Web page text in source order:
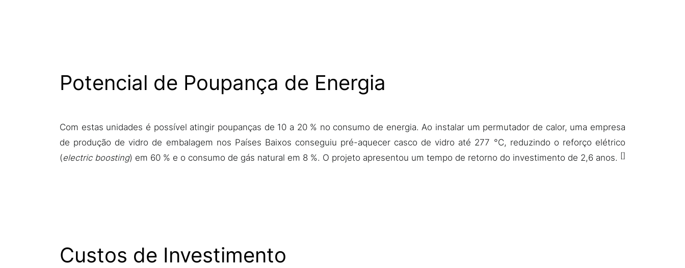
Potencial de Poupança de Energia
Com estas unidades é possível atingir poupanças de 10 a 20 % no consumo de energia. Ao instalar um permutador de calor, uma empresa
de produção de vidro de embalagem nos Países Baixos conseguiu pré-aquecer casco de vidro até 277 °C, reduzindo o reforço elétrico
(electric boosting) em 60 % e o consumo de gás natural em 8 %. O projeto apresentou um tempo de retorno do investimento de 2,6 anos.
Custos de Investimento